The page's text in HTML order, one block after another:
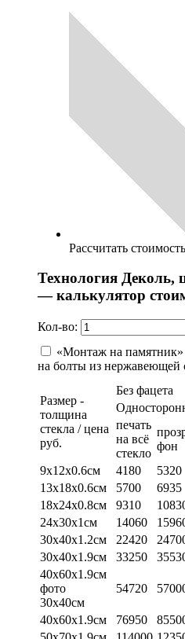
Рассчитать стоимость
Технология Деколь,
— калькулятор
Кол-во:
«Монтаж на
на болты из нержавеющей
Размер -
толщина
стекла / цена
руб.
Без фацета
печать
на всё
стекло
фон
9х12х0.6см
4180 5320
13х18х0.6см
5700 6935
18х24х0.8см
9310
24х30х1см
14060
30х40х1.2см
22420
30х40х1.9см
33250
40х60х1.9см
фото
30х40см
54720
40х60х1.9см 76950